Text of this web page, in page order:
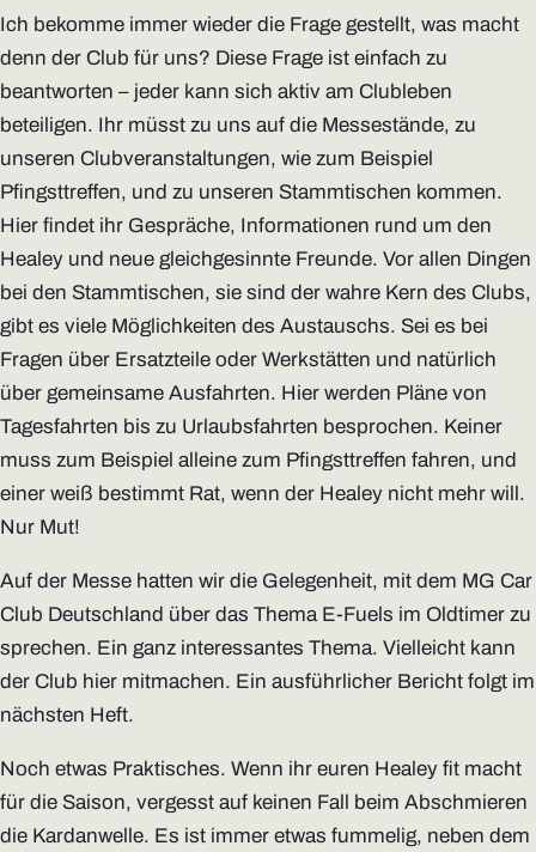
Ich bekomme immer wieder die Frage gestellt, was macht
denn der Club für uns? Diese Frage ist einfach zu
beantworten – jeder kann sich aktiv am Clubleben
beteiligen. Ihr müsst zu uns auf die Messestände, zu
unseren Clubveranstaltungen, wie zum Beispiel
Pfingsttreffen, und zu unseren Stammtischen kommen.
Hier findet ihr Gespräche, Informationen rund um den
Healey und neue gleichgesinnte Freunde. Vor allen Dingen
bei den Stammtischen, sie sind der wahre Kern des Clubs,
gibt es viele Möglichkeiten des Austauschs. Sei es bei
Fragen über Ersatzteile oder Werkstätten und natürlich
über gemeinsame Ausfahrten. Hier werden Pläne von
Tagesfahrten bis zu Urlaubsfahrten besprochen. Keiner
muss zum Beispiel alleine zum Pfingsttreffen fahren, und
einer weiß bestimmt Rat, wenn der Healey nicht mehr will.
Nur Mut!
Auf der Messe hatten wir die Gelegenheit, mit dem MG Car
Club Deutschland über das Thema E-Fuels im Oldtimer zu
sprechen. Ein ganz interessantes Thema. Vielleicht kann
der Club hier mitmachen. Ein ausführlicher Bericht folgt im
nächsten Heft.
Noch etwas Praktisches. Wenn ihr euren Healey fit macht
für die Saison, vergesst auf keinen Fall beim Abschmieren
die Kardanwelle. Es ist immer etwas fummelig, neben dem